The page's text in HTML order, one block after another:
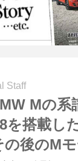
Staff
Mの
を搭載し
の後のM